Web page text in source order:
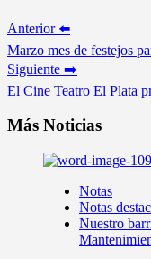
Anterior ⬅️
Marzo mes de festejos
Siguiente ➡️
El Cine Teatro El Plata
Más Noticias
Notas
Notas
Nuestro